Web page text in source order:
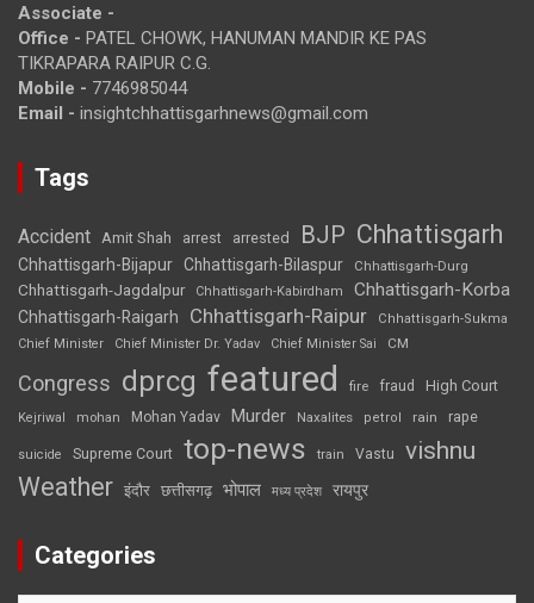
Associate -
Office - PATEL CHOWK, HANUMAN MANDIR KE PAS
TIKRAPARA RAIPUR C.G.
Mobile - 7746985044
Email - insightchhattisgarhnews@gmail.com
Tags
Accident Amit Shah arrest arrested BJP Chhattisgarh
Chhattisgarh-Bijapur Chhattisgarh-Bilaspur Chhattisgarh-Durg
Chhattisgarh-Jagdalpur Chhattisgarh-Kabirdham Chhattisgarh-Korba
Chhattisgarh-Raigarh Chhattisgarh-Raipur
Chhattisgarh-Sukma
Chief Minister
Chief Minister Dr. Yadav Chief Minister Sai CM
Congress dprcg featured fire fraud High Court
Kejriwal mohan Mohan Yadav Murder Naxalites petrol rain rape
suicide Supreme Court top-news train Vastu vishnu
Weather इंदौर छत्तीसगढ़ भोपाल मध्य प्रदेश रायपुर
Categories